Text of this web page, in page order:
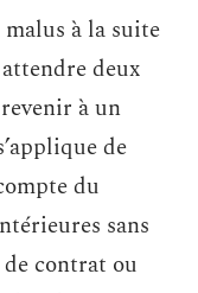
à la suite
deux
à un
de
du
sans
contrat ou